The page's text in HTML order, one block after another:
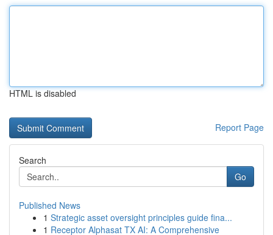
HTML is disabled
Report Page
Search
Go
Published News
1 Strategic asset oversight principles guide fina...
1 Receptor Alphasat TX AI: A Comprehensive